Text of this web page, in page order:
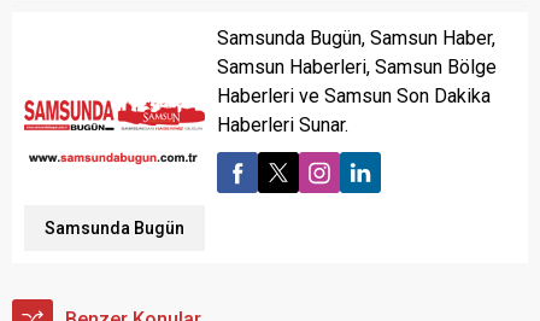
Samsunda Bugün
Samsunda Bugün, Samsun Haber,
Samsun Haberleri, Samsun Bölge
Haberleri ve Samsun Son Dakika
Haberleri Sunar.